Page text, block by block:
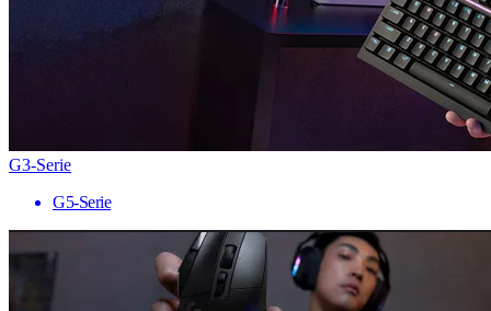
G3-Serie
G5-Serie